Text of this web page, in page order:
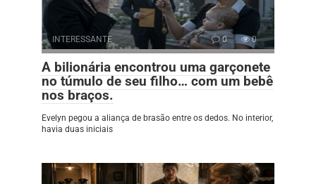
INTERESSANTE 0 0
A bilionária encontrou uma garçonete
no túmulo de seu filho… com um bebê
nos braços.
Evelyn pegou a aliança de brasão entre os dedos. No interior,
havia duas iniciais